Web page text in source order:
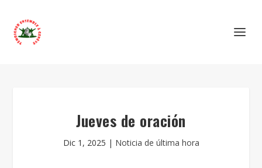
Jueves de oración
Dic 1, 2025 | Noticia de última hora